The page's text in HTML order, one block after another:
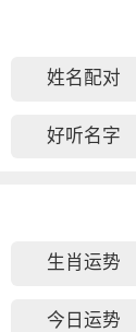
姓名配对
好听名字
生肖运势
今日运势